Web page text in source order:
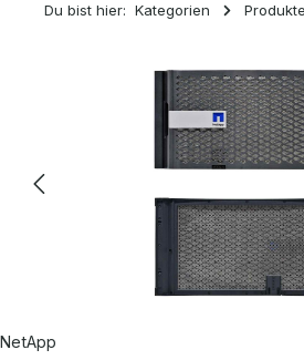
Du bist hier: Kategorien Produkte
Bildergalerie überspringen
NetApp